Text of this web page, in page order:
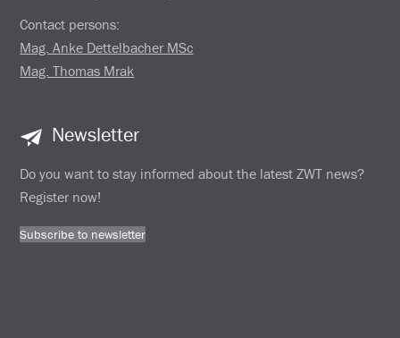
Contact persons:
Mag. Anke Dettelbacher MSc
Mag. Thomas Mrak
Newsletter
Do you want to stay informed about the latest ZWT news?
Register now!
Subscribe to newsletter